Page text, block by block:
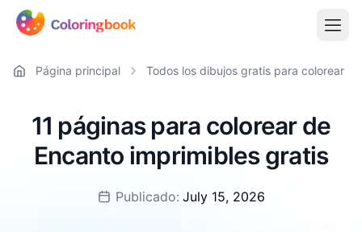
Página principal Todos los dibujos gratis para colorear
11 páginas para colorear de
Encanto imprimibles gratis
Publicado: July 15, 2026